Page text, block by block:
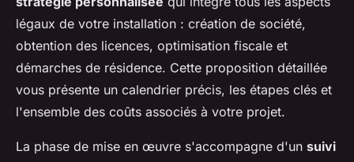
légaux de votre installation : création de société,
obtention des licences, optimisation fiscale et
démarches de résidence. Cette proposition détaillée
vous présente un calendrier précis, les étapes clés et
l'ensemble des coûts associés à votre projet.
La phase de mise en œuvre s'accompagne d'un suivi